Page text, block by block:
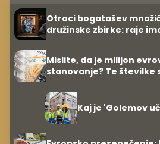
Otroci bogatašev
družinske zbirke: raje
Mislite, da je milijon
stanovanje? Te številke
Kaj je 'Golemov